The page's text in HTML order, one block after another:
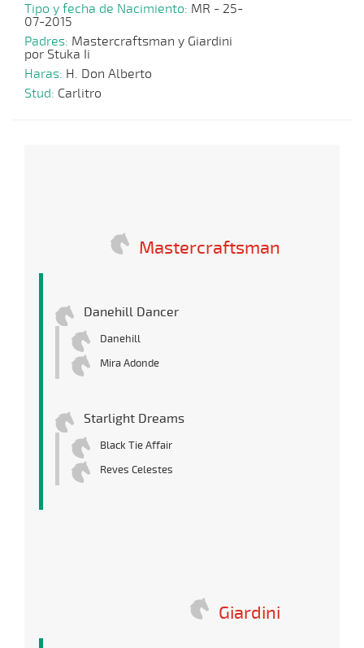
Tipo y fecha de Nacimiento: MR - 25-
07-2015
Padres: Mastercraftsman y Giardini
por Stuka Ii
Haras: H. Don Alberto
Stud: Carlitro
Mastercraftsman
Danehill Dancer
Danehill
Mira Adonde
Starlight Dreams
Black Tie Affair
Reves Celestes
Giardini